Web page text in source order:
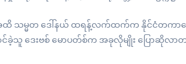
အထိ သမ္မတ ဒေါ်နယ် ထရန့်လက်ထက်က နိုင်ငံတကာ
ခဲ့သူ ဒေးဗစ် မောပတ်စ်က အခုလိုမျိုး ပြောဆိုလာတ